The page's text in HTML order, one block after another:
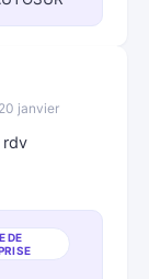
janvier
rdv
DE